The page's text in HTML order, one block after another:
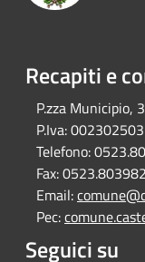
Recapiti e
P.zza Municipio, 3
P.Iva:
Telefono:
Fax:0523.803982
Email:
Pec:
Seguici su